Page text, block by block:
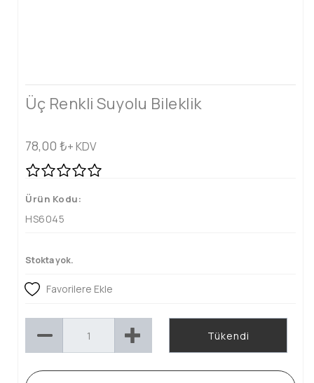
Üç Renkli Suyolu Bileklik
78,00 ₺+ KDV
Ürün Kodu:
HS6045
Stokta yok.
Favorilere Ekle
Tükendi